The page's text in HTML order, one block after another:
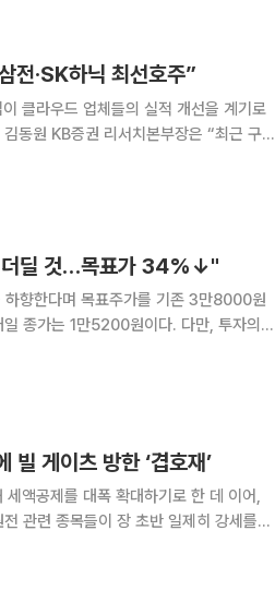
전·SK하닉 최선호주”
클라우드 업체들의 실적 개선을 계기로
후 3
더딜 것…목표가 34%↓"
하향한다며 목표주가를 기존 3만8000원
종가는 1만5200원이다. 다만, 투자의견
게이츠 방한 ‘겹호재’
액공제를 대폭 확대하기로 한 데 이어,
관련 종목들이 장 초반 일제히 강세를